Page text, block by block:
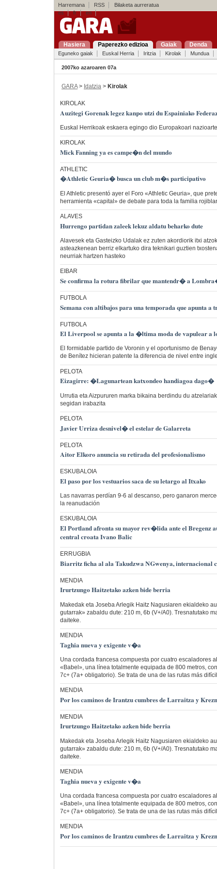
Harremana RSS
Bilaketa aurreratua
es
fr en
Hasiera Paperezko edizioa Gaiak Denda
Eguneko gaiak Euskal Herria Iritzia Kirolak Mundua
2007ko azaroaren 07a
GARA> Idatzia > Kirolak
KIROLAK
Auzitegi Gorenak legez kanpo utzi du Espainiako
Euskal Herrikoak eskaera egingo dio Europakoari
KIROLAK
Mick Fanning ya es campe�n del mundo
ATHLETIC
�Athletic Geuria� busca un club m�s participativo
El Athletic presentó ayer el Foro «Athletic Geuria», que
herramienta «capital» de debate para toda la familia
ALAVES
Hurrengo partidan zaleek lekuz aldatu beharko dute
Alavesek eta Gasteizko Udalak ez zuten akordiorik itxi
asteazkenean berriz elkartuko dira teknikari guztien
neurriak hartzen hasteko
EIBAR
Se confirma la rotura fibrilar que mantendr� a
FUTBOLA
Semana con altibajos para una temporada que apunta
FUTBOLA
El Liverpool se apunta a la �ltima moda de vapulear a
El formidable partido de Voronin y el oportunismo de
de Benítez hicieran patente la diferencia de nivel entre
PELOTA
Eizagirre: �Lagunartean katxondeo handiagoa dago�
Urrutia eta Aizpururen marka bikaina berdindu du
segidan irabazita
PELOTA
Javier Urriza desnivel� el estelar de Galarreta
PELOTA
Aitor Elkoro anuncia su retirada del profesionalismo
ESKUBALOIA
El paso por los vestuarios saca de su letargo al Itxako
Las navarras perdían 9-6 al descanso, pero ganaron
la reanudación
ESKUBALOIA
El Portland afronta su mayor rev�lida ante el Bregenz
central croata Ivano Balic
ERRUGBIA
Biarritz ficha al ala Takudzwa NGwenya, internacional
MENDIA
Irurtzungo Haitzetako azken bide berria
Makedak eta Joseba Arlegik Haitz Nagusiaren ekialdeko
gutarrak» zabaldu dute: 210 m, 6b (V+/A0). Tresnatutako
daiteke.
MENDIA
Taghia nueva y exigente v�a
Una cordada francesa compuesta por cuatro escaladores
«Babel», una línea totalmente equipada de 800 metros,
7c+ (7a+ obligatorio). Se trata de una de las rutas más
MENDIA
Por los caminos de Irantzu cumbres de Larraitza y
MENDIA
Irurtzungo Haitzetako azken bide berria
Makedak eta Joseba Arlegik Haitz Nagusiaren ekialdeko
gutarrak» zabaldu dute: 210 m, 6b (V+/A0). Tresnatutako
daiteke.
MENDIA
Taghia nueva y exigente v�a
Una cordada francesa compuesta por cuatro escaladores
«Babel», una línea totalmente equipada de 800 metros,
7c+ (7a+ obligatorio). Se trata de una de las rutas más
MENDIA
Por los caminos de Irantzu cumbres de Larraitza y